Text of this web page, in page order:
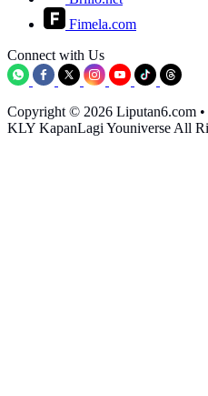
Fimela.com
Connect with Us
Copyright © 2026 Liputan6.com •
KLY KapanLagi Youniverse All